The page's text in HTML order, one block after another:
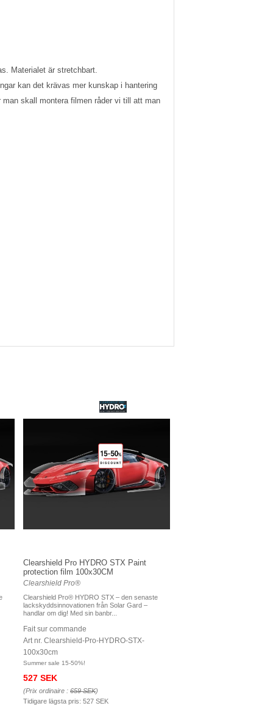
Materialet är stretchbart.
kan det krävas mer kunskap i hantering
skall montera filmen råder vi till att man
Clearshield Pro HYDRO STX Paint
protection film 100x30CM
Clearshield Pro®
Clearshield Pro® HYDRO STX – den senaste
lackskyddsinnovationen från Solar Gard –
handlar om dig! Med sin banbr...
Fait sur commande
Art nr. Clearshield-Pro-HYDRO-STX-
100x30cm
Summer sale 15-50%!
527 SEK
(Prix ordinaire : 659 SEK)
Tidigare lägsta pris: 527 SEK